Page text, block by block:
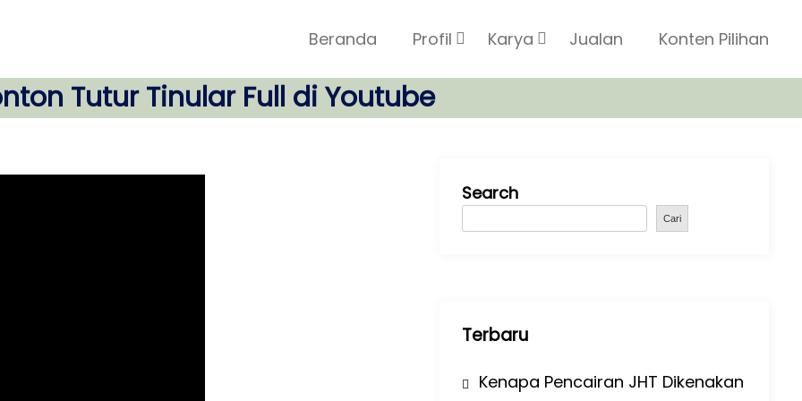
Beranda Profil Karya Jualan Konten Pilihan
Tutur Tinular Full di Youtube
Search
Cari
Terbaru
Kenapa Pencairan JHT Dikenakan